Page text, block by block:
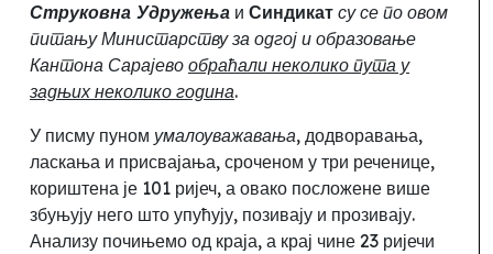
Струковна Удружења и Синдикат су се по овом
питању Министарству за одгој и образовање
Кантона Сарајево обраћали неколико пута у
задњих неколико година.
У писму пуном умалоуважавања, додворавања,
ласкања и присвајања, сроченом у три реченице,
кориштена је 101 ријеч, а овако посложене више
збуњују него што упућују, позивају и прозивају.
Анализу почињемо од краја, а крај чине 23 ријечи